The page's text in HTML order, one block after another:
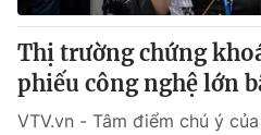
Thị trường chứng
phiếu công nghệ lớn
VTV.vn - Tâm điểm chú ý